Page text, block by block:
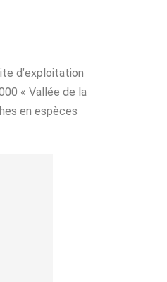
d’exploitation
« Vallée de la
en espèces